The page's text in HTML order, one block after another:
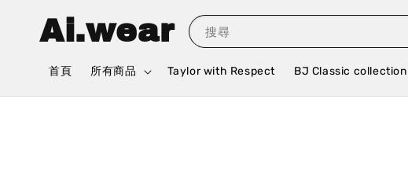
Ai.wear 搜尋
首頁 所有商品 Taylor with Respect BJ Classic collection